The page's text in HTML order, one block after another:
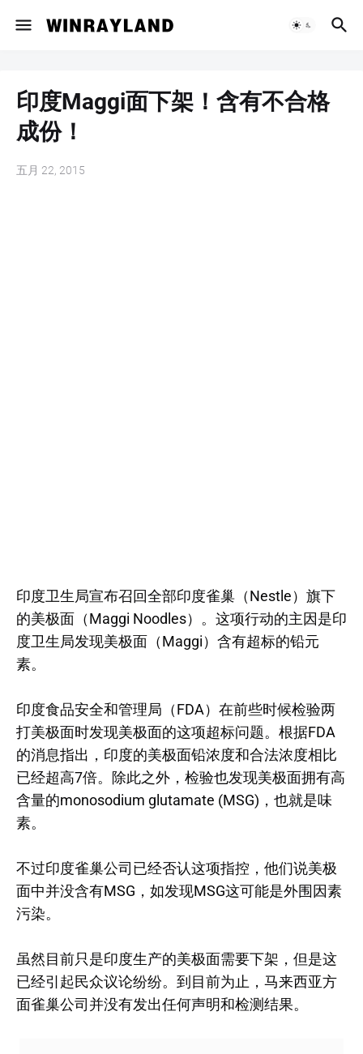
印度Maggi面下架！含有不合格
成份！
五月 22, 2015
印度卫生局宣布召回全部印度雀巢（Nestle）旗下
的美极面（Maggi Noodles）。这项行动的主因是印
度卫生局发现美极面（Maggi）含有超标的铅元
素。
印度食品安全和管理局（FDA）在前些时候检验两
打美极面时发现美极面的这项超标问题。根据FDA
的消息指出，印度的美极面铅浓度和合法浓度相比
已经超高7倍。除此之外，检验也发现美极面拥有高
含量的monosodium glutamate (MSG)，也就是味
素。
不过印度雀巢公司已经否认这项指控，他们说美极
面中并没含有MSG，如发现MSG这可能是外围因素
污染。
虽然目前只是印度生产的美极面需要下架，但是这
已经引起民众议论纷纷。到目前为止，马来西亚方
面雀巢公司并没有发出任何声明和检测结果。